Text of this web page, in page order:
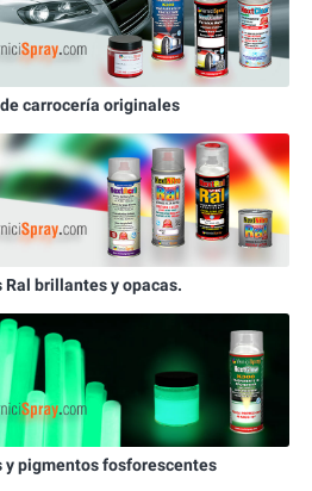
carrocería originales
Ral brillantes y opacas.
y pigmentos fosforescentes